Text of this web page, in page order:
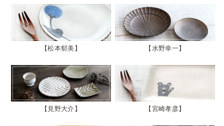
松本郁美 水野幸一
見野大介 宮崎孝彦